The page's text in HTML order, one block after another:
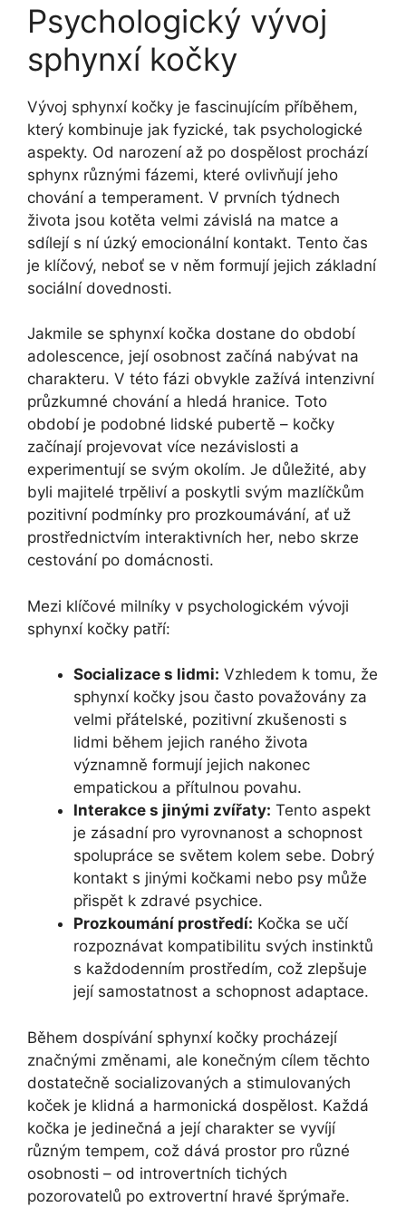
Psychologický vývoj
sphynxí kočky
Vývoj sphynxí kočky je fascinujícím příběhem,
který kombinuje jak fyzické, tak psychologické
aspekty. Od narození až po dospělost prochází
sphynx různými fázemi, které ovlivňují jeho
chování a temperament. V prvních týdnech
života jsou kotěta velmi závislá na matce a
sdílejí s ní úzký emocionální kontakt. Tento čas
je klíčový, neboť se v něm formují jejich základní
sociální dovednosti.
Jakmile se sphynxí kočka dostane do období
adolescence, její osobnost začíná nabývat na
charakteru. V této fázi obvykle zažívá intenzivní
průzkumné chování a hledá hranice. Toto
období je podobné lidské pubertě – kočky
začínají projevovat více nezávislosti a
experimentují se svým okolím. Je důležité, aby
byli majitelé trpěliví a poskytli svým mazlíčkům
pozitivní podmínky pro prozkoumávání, ať už
prostřednictvím interaktivních her, nebo skrze
cestování po domácnosti.
Mezi klíčové milníky v psychologickém vývoji
sphynxí kočky patří:
Socializace s lidmi: Vzhledem k tomu, že
sphynxí kočky jsou často považovány za
velmi přátelské, pozitivní zkušenosti s
lidmi během jejich raného života
významně formují jejich nakonec
empatickou a přítulnou povahu.
Interakce s jinými zvířaty: Tento aspekt
je zásadní pro vyrovnanost a schopnost
spolupráce se světem kolem sebe. Dobrý
kontakt s jinými kočkami nebo psy může
přispět k zdravé psychice.
Prozkoumání prostředí: Kočka se učí
rozpoznávat kompatibilitu svých instinktů
s každodenním prostředím, což zlepšuje
její samostatnost a schopnost adaptace.
Během dospívání sphynxí kočky procházejí
značnými změnami, ale konečným cílem těchto
dostatečně socializovaných a stimulovaných
koček je klidná a harmonická dospělost. Každá
kočka je jedinečná a její charakter se vyvíjí
různým tempem, což dává prostor pro různé
osobnosti – od introvertních tichých
pozorovatelů po extrovertní hravé šprýmaře.